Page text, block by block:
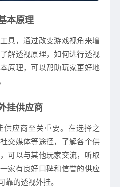
本原理
具，通过改变游戏视角来增
解透视原理，如何进行透视
原理，可以帮助玩家更好地
挂供应商
供应商至关重要。在选择之
交媒体等途径，了解各个供
可以与其他玩家交流，听取
家有良好口碑和信誉的供应
靠的透视外挂。